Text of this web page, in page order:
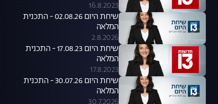
16.8.2023
שיחת היום 02.08.26 - התכנית
המלאה
2.8.2026
שיחת היום 17.08.23 - התכנית
המלאה
17.8.2023
שיחת היום 30.07.26 - התכנית
המלאה